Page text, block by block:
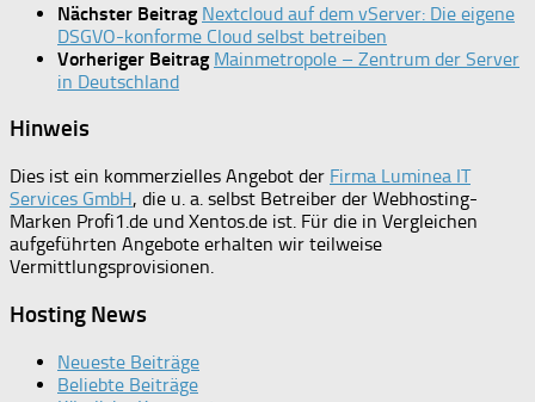
Nächster Beitrag Nextcloud auf dem vServer: Die eigene
DSGVO-konforme Cloud selbst betreiben
Vorheriger Beitrag Mainmetropole – Zentrum der Server
in Deutschland
Hinweis
Dies ist ein kommerzielles Angebot der Firma Luminea IT
Services GmbH, die u. a. selbst Betreiber der Webhosting-
Marken Profi1.de und Xentos.de ist. Für die in Vergleichen
aufgeführten Angebote erhalten wir teilweise
Vermittlungsprovisionen.
Hosting News
Neueste Beiträge
Beliebte Beiträge